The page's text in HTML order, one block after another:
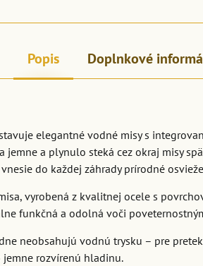
Popis Doplnkové
elegantné vodné misy s
jemne a plynulo steká cez okraj misy
do každej záhrady prírodné
vyrobená z kvalitnej ocele s
funkčná a odolná voči
neobsahujú vodnú trysku – pre
rozvírenú hladinu.